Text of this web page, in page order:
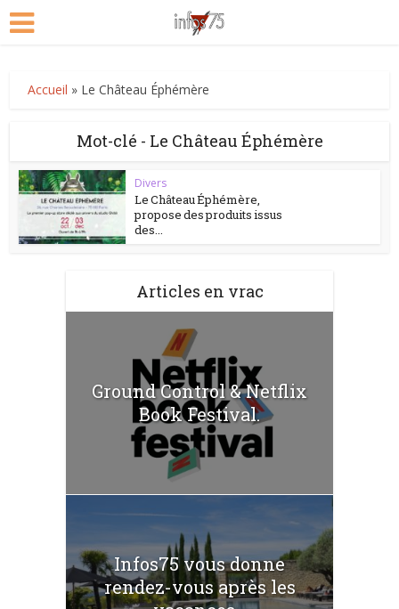
Accueil » Le Château Éphémère
Mot-clé - Le Château Éphémère
Divers
Le Château Éphémère,
propose des produits issus
des...
Articles en vrac
Ground Control & Netflix
Book Festival.
Infos75 vous donne
rendez-vous après les